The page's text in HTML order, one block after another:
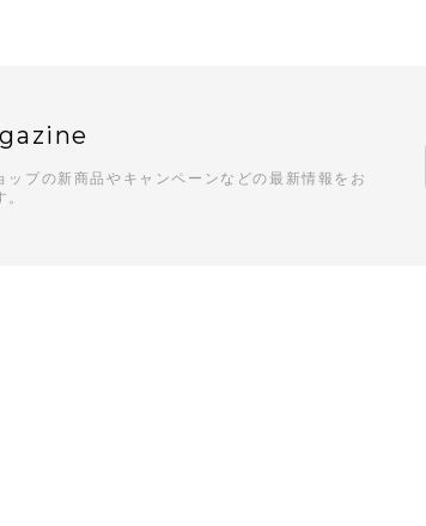
ップの新商品やキャンペーンなどの最新情報をお